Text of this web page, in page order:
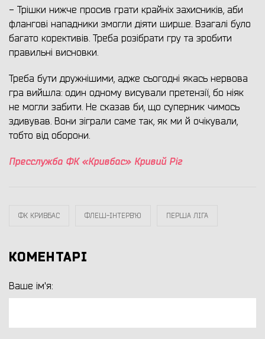
- Трішки нижче просив грати крайніх захисників, аби
флангові нападники змогли діяти ширше. Взагалі було
багато корективів. Треба розібрати гру та зробити
правильні висновки.
Треба бути дружнішими, адже сьогодні якась нервова
гра вийшла: один одному висували претензії, бо ніяк
не могли забити. Не сказав би, що суперник чимось
здивував. Вони зіграли саме так, як ми й очікували,
тобто від оборони.
Пресслужба ФК «Кривбас» Кривий Ріг
ФК КРИВБАС ФЛЕШ-ІНТЕРВ`Ю ПЕРША ЛІГА
КОМЕНТАРІ
Ваше ім'я: